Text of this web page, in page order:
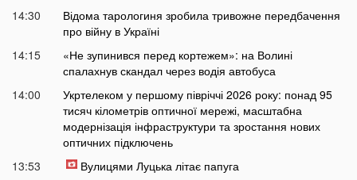
14:30
Відома тарологиня зробила тривожне передбачення
про війну в Україні
14:15
«Не зупинився перед кортежем»: на Волині
спалахнув скандал через водія автобуса
14:00
Укртелеком у першому півріччі 2026 року: понад 95
тисяч кілометрів оптичної мережі, масштабна
модернізація інфраструктури та зростання нових
оптичних підключень
13:53
Вулицями Луцька літає папуга